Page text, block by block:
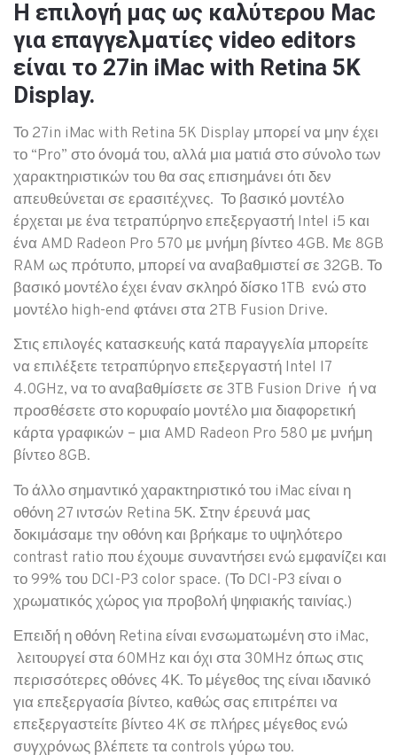
Η επιλογή μας ως καλύτερου Mac
για επαγγελματίες video editors
είναι το 27in iMac with Retina 5K
Display.
Το 27in iMac with Retina 5K Display μπορεί να μην έχει
το “Pro” στο όνομά του, αλλά μια ματιά στο σύνολο των
χαρακτηριστικών του θα σας επισημάνει ότι δεν
απευθεύνεται σε ερασιτέχνες. Το βασικό μοντέλο
έρχεται με ένα τετραπύρηνο επεξεργαστή Intel i5 και
ένα AMD Radeon Pro 570 με μνήμη βίντεο 4GB. Με 8GB
RAM ως πρότυπο, μπορεί να αναβαθμιστεί σε 32GB. Το
βασικό μοντέλο έχει έναν σκληρό δίσκο 1TB ενώ στο
μοντέλο high-end φτάνει στα 2TB Fusion Drive.
Στις επιλογές κατασκευής κατά παραγγελία μπορείτε
να επιλέξετε τετραπύρηνο επεξεργαστή Intel I7
4.0GHz, να το αναβαθμίσετε σε 3TB Fusion Drive ή να
προσθέσετε στο κορυφαίο μοντέλο μια διαφορετική
κάρτα γραφικών – μια AMD Radeon Pro 580 με μνήμη
βίντεο 8GB.
Το άλλο σημαντικό χαρακτηριστικό του iMac είναι η
οθόνη 27 ιντσών Retina 5Κ. Στην έρευνά μας
δοκιμάσαμε την οθόνη και βρήκαμε το υψηλότερο
contrast ratio που έχουμε συναντήσει ενώ εμφανίζει και
το 99% του DCI-P3 color space. (Το DCI-P3 είναι ο
χρωματικός χώρος για προβολή ψηφιακής ταινίας.)
Επειδή η οθόνη Retina είναι ενσωματωμένη στο iMac,
λειτουργεί στα 60MHz και όχι στα 30MHz όπως στις
περισσότερες οθόνες 4Κ. Το μέγεθος της είναι ιδανικό
για επεξεργασία βίντεο, καθώς σας επιτρέπει να
επεξεργαστείτε βίντεο 4K σε πλήρες μέγεθος ενώ
συγχρόνως βλέπετε τα controls γύρω του.